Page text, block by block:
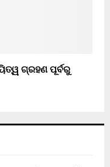
ଗ୍ରହଣ ପୂର୍ବରୁ